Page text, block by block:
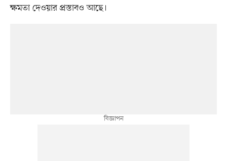
ক্ষমতা দেওয়ার প্রস্তাবও আছে।